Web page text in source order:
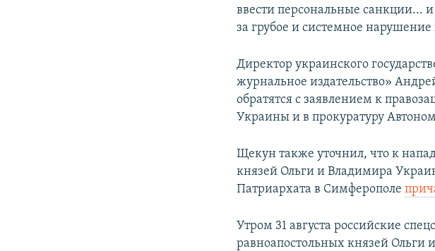
ввести персональные санкции...
за грубое и системное
Директор украинского
журнальное издательство»
обратятся с заявлением к
Украины и в прокуратуру
Щекун также уточнил, что к
князей Ольги и Владимира
Патриархата в Симферополе
Утром 31 августа российские
равноапостольных князей Ольги